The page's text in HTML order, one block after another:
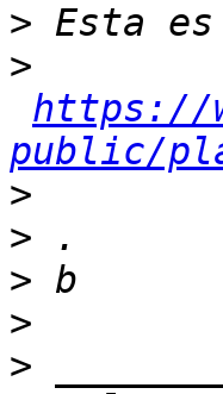
>
>
https://
public/
>
>
>
>
>